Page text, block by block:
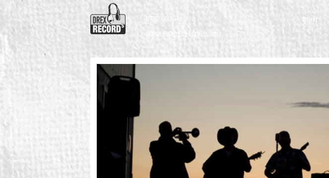
0732 997041
office@drex-records.com
Start